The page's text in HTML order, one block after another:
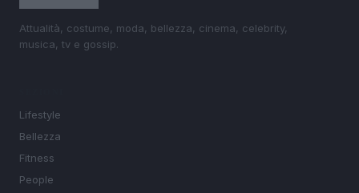
Attualità, costume, moda, bellezza, cinema, celebrity,
musica, tv e gossip.
Lifestyle
Bellezza
Fitness
People